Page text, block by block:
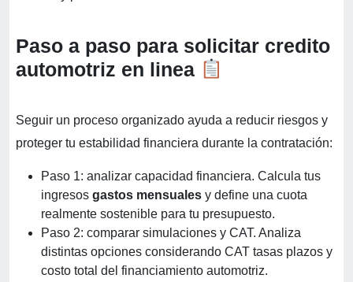
Paso a paso para solicitar credito
automotriz en linea
Seguir un proceso organizado ayuda a reducir riesgos y
proteger tu estabilidad financiera durante la contratación:
Paso 1: analizar capacidad financiera. Calcula tus
ingresos gastos mensuales y define una cuota
realmente sostenible para tu presupuesto.
Paso 2: comparar simulaciones y CAT. Analiza
distintas opciones considerando CAT tasas plazos y
costo total del financiamiento automotriz.